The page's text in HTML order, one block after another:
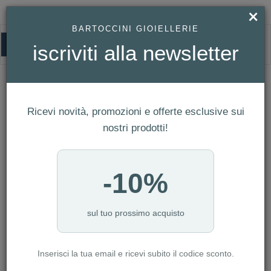
HOMEPAGE COLLANA DIESEL REF. DX1362060
Collana Diesel Ref. DX1362060
×
BARTOCCINI GIOIELLERIE
iscriviti alla newsletter
Ricevi novità, promozioni e offerte esclusive sui
nostri prodotti!
-10%
sul tuo prossimo acquisto
Inserisci la tua email e ricevi subito il codice sconto.